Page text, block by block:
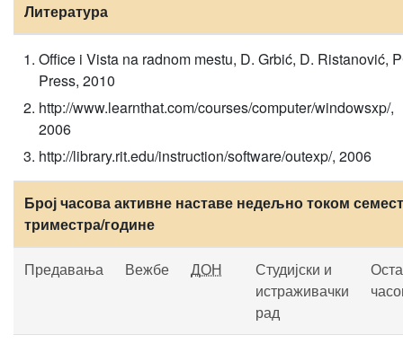
Литература
Office i Vista na radnom mestu, D. Grbić, D. Ristanović,
Press, 2010
http://www.learnthat.com/courses/computer/windowsxp/,
2006
http://library.rit.edu/instruction/software/outexp/, 2006
Број часова активне наставе недељно током
триместра/године
Предавања Вежбе ДОН
Студијски и
истраживачки
рад